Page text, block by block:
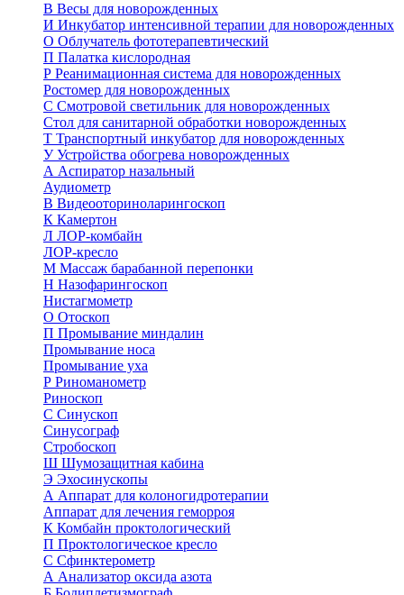
В Весы для новорожденных
И Инкубатор интенсивной терапии для новорожденных
О Облучатель фототерапевтический
П Палатка кислородная
Р Реанимационная система для новорожденных
Ростомер для новорожденных
С Смотровой светильник для новорожденных
Стол для санитарной обработки новорожденных
Т Транспортный инкубатор для новорожденных
УУстройства обогрева новорожденных
А Аспиратор назальный
Аудиометр
В Видеооториноларингоскоп
К Камертон
Л ЛОР-комбайн
ЛОР-кресло
М Массаж барабанной перепонки
Н Назофарингоскоп
Нистагмометр
О Отоскоп
П Промывание миндалин
Промывание носа
Промывание уха
Р Риноманометр
Риноскоп
С Синускоп
Синусограф
Стробоскоп
Ш Шумозащитная кабина
Э Эхосинускопы
А Аппарат для колоногидротерапии
Аппарат для лечения геморроя
К Комбайн проктологический
П Проктологическое кресло
С Сфинктерометр
А Анализатор оксида азота